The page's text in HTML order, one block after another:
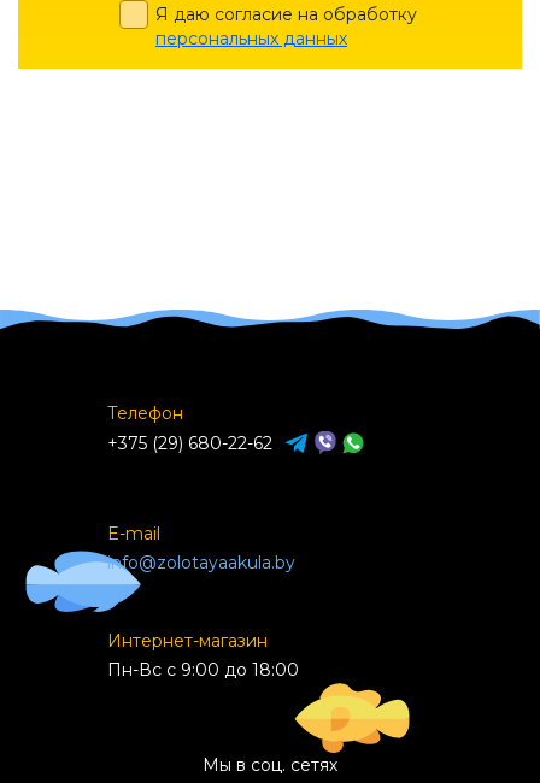
Я даю согласие на обработку
персональных данных
Телефон
+375 (29) 680-22-62
E-mail
info@zolotayaakula.by
Интернет-магазин
Пн-Вс с 9:00 до 18:00
Мы в соц. сетях